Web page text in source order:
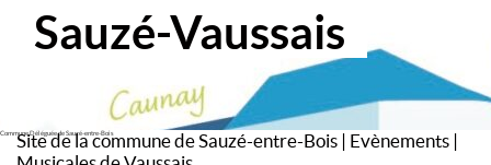
Sauzé-Vaussais
Commune Déléguée de Sauzé-entre-Bois
Site de la commune de Sauzé-entre-Bois Evènements